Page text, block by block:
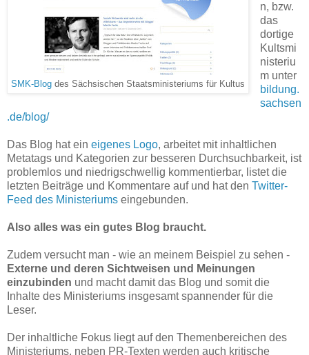
SMK-Blog des Sächsischen Staatsministeriums für Kultus
n, bzw.
das
dortige
Kultsmi
nisteriu
m unter
bildung.
sachsen
.de/blog/
Das Blog hat ein eigenes Logo, arbeitet mit inhaltlichen
Metatags und Kategorien zur besseren Durchsuchbarkeit, ist
problemlos und niedrigschwellig kommentierbar, listet die
letzten Beiträge und Kommentare auf und hat den Twitter-
Feed des Ministeriums eingebunden.
Also alles was ein gutes Blog braucht.
Zudem versucht man - wie an meinem Beispiel zu sehen -
Externe und deren Sichtweisen und Meinungen
einzubinden und macht damit das Blog und somit die
Inhalte des Ministeriums insgesamt spannender für die
Leser.
Der inhaltliche Fokus liegt auf den Themenbereichen des
Ministeriums, neben PR-Texten werden auch kritische